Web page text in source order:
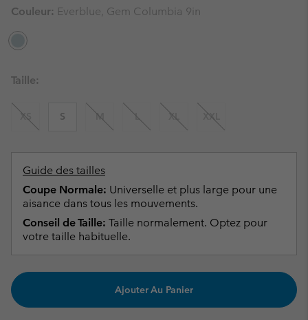
Couleur: Everblue, Gem Columbia 9in
Taille:
XS S M L XL XXL
Guide des tailles
Coupe Normale: Universelle et plus large pour une
aisance dans tous les mouvements.
Conseil de Taille: Taille normalement. Optez pour
votre taille habituelle.
Ajouter Au Panier